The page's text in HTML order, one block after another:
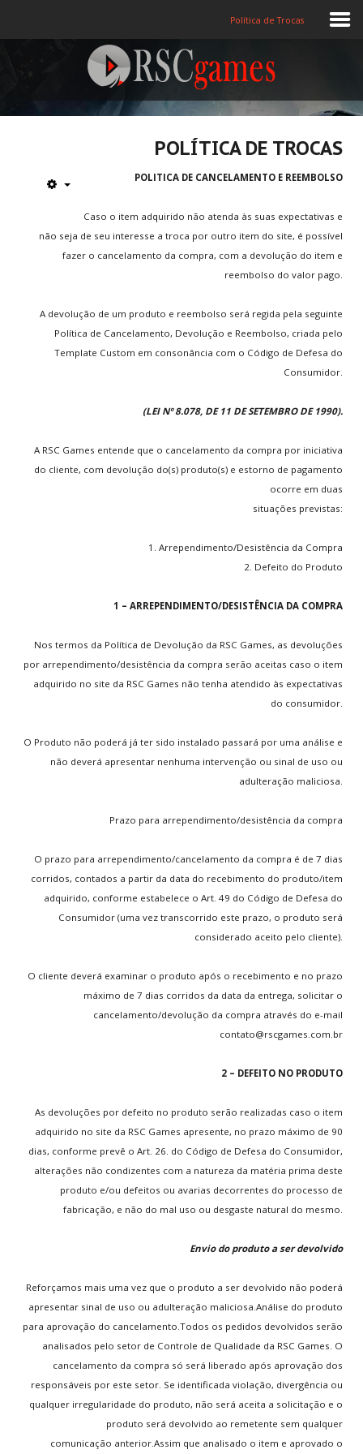
Registre-se
Jogos MEMBROS
Ação
Esporte
Aventura
SEU PAÍS
Política de Trocas
POLÍTICA DE TROCAS
POLITICA DE CANCELAMENTO E REEMBOLSO
Caso o item adquirido não atenda às suas expectativas e
não seja de seu interesse a troca por outro item do site, é possível
fazer o cancelamento da compra, com a devolução do item e
reembolso do valor pago.
A devolução de um produto e reembolso será regida pela seguinte
Política de Cancelamento, Devolução e Reembolso, criada pelo
Template Custom em consonância com o Código de Defesa do
Consumidor.
(LEI Nº 8.078, DE 11 DE SETEMBRO DE 1990).
A RSC Games entende que o cancelamento da compra por iniciativa
do cliente, com devolução do(s) produto(s) e estorno de pagamento
ocorre em duas
situações previstas:
1. Arrependimento/Desistência da Compra
2. Defeito do Produto
1 – ARREPENDIMENTO/DESISTÊNCIA DA COMPRA
Nos termos da Política de Devolução da RSC Games, as devoluções
por arrependimento/desistência da compra serão aceitas caso o item
adquirido no site da RSC Games não tenha atendido às expectativas
do consumidor.
O Produto não poderá já ter sido instalado passará por uma análise e
não deverá apresentar nenhuma intervenção ou sinal de uso ou
adulteração maliciosa.
Prazo para arrependimento/desistência da compra
O prazo para arrependimento/cancelamento da compra é de 7 dias
corridos, contados a partir da data do recebimento do produto/item
adquirido, conforme estabelece o Art. 49 do Código de Defesa do
Consumidor (uma vez transcorrido este prazo, o produto será
considerado aceito pelo cliente).
O cliente deverá examinar o produto após o recebimento e no prazo
máximo de 7 dias corridos da data da entrega, solicitar o
cancelamento/devolução da compra através do e-mail
contato@rscgames.com.br
2 – DEFEITO NO PRODUTO
As devoluções por defeito no produto serão realizadas caso o item
adquirido no site da RSC Games apresente, no prazo máximo de 90
dias, conforme prevê o Art. 26. do Código de Defesa do Consumidor,
alterações não condizentes com a natureza da matéria prima deste
produto e/ou defeitos ou avarias decorrentes do processo de
fabricação, e não do mal uso ou desgaste natural do mesmo.
Envio do produto a ser devolvido
Reforçamos mais uma vez que o produto a ser devolvido não poderá
apresentar sinal de uso ou adulteração maliciosa.Análise do produto
para aprovação do cancelamento.Todos os pedidos devolvidos serão
analisados pelo setor de Controle de Qualidade da RSC Games. O
cancelamento da compra só será liberado após aprovação dos
responsáveis por este setor. Se identificada violação, divergência ou
qualquer irregularidade do produto, não será aceita a solicitação e o
produto será devolvido ao remetente sem qualquer
comunicação anterior.Assim que analisado o item e aprovado o
مسیر شما: Home
.
Sobre
.
Termos Legais
Política de Trocas
Crie sua conta
Entre para o CLAN
Seja voluntário
Seja Blogueiro
Games Mais Jogados
Games Mais Votados
Games Atualizados
Quem somos
O que fazemos
Contato
Pesquisar no site
NOVOS GAMES
Super Mario Bros.
V0.8 Super Smash Flash 2
Table Soccer
LEGAIS
Termos do Site
Política de Privacidade
Informação aos Pais
Política de Cookies
Política de Trocas